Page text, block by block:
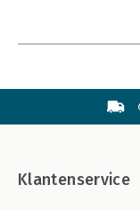
Klantenservice